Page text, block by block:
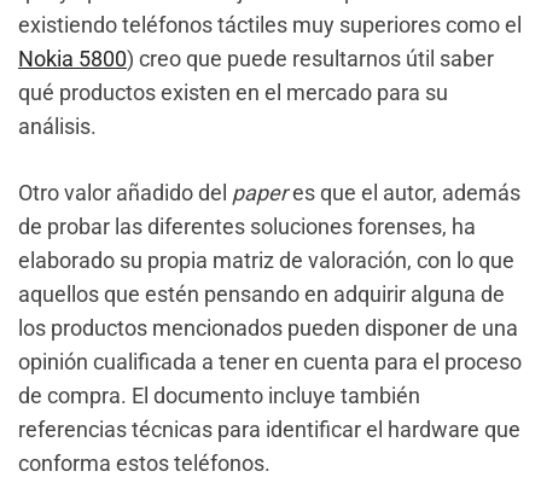
existiendo teléfonos táctiles muy superiores como el
Nokia 5800) creo que puede resultarnos útil saber
qué productos existen en el mercado para su
análisis.
Otro valor añadido del paperes que el autor, además
de probar las diferentes soluciones forenses, ha
elaborado su propia matriz de valoración, con lo que
aquellos que estén pensando en adquirir alguna de
los productos mencionados pueden disponer de una
opinión cualificada a tener en cuenta para el proceso
de compra. El documento incluye también
referencias técnicas para identificar el hardware que
conforma estos teléfonos.